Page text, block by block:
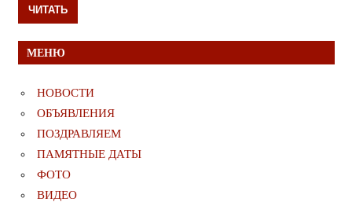
ЧИТАТЬ
МЕНЮ
НОВОСТИ
ОБЪЯВЛЕНИЯ
ПОЗДРАВЛЯЕМ
ПАМЯТНЫЕ ДАТЫ
ФОТО
ВИДЕО